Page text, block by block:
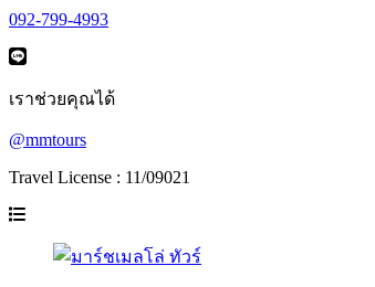
092-799-4993
เราช่วยคุณได้
@mmtours
Travel License : 11/09021